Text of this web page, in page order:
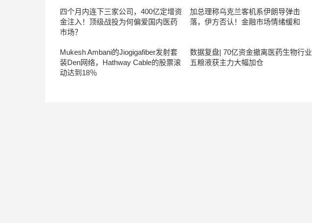
四个月内连下三家公司，400亿定增资
金注入！顶级战投为何偏爱国内医药
市场？
加总理称乌克兰客机系伊朗导弹击
落，伊方否认！金融市场情绪缓和
Mukesh Ambani的Jiogigafiber发射套
装Den网络，Hathway Cable的股票滚
动达到18％
数据复盘| 70亿资金撤离医药生物行业
五粮液获主力大幅加仓